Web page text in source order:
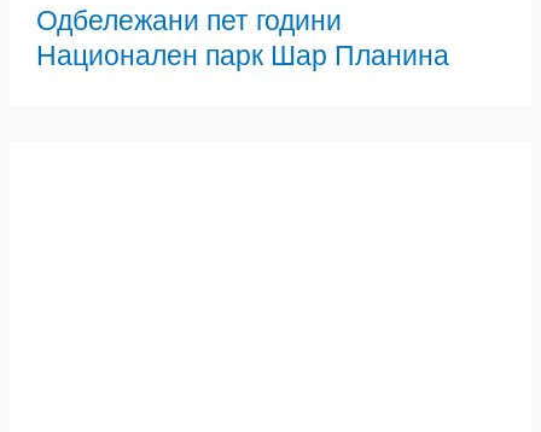
Одбележани пет години
Национален парк Шар Планина